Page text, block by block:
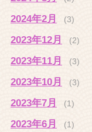
2024年2月 (3)
2023年12月 (2)
2023年11月 (3)
2023年10月 (3)
2023年7月 (1)
2023年6月 (1)